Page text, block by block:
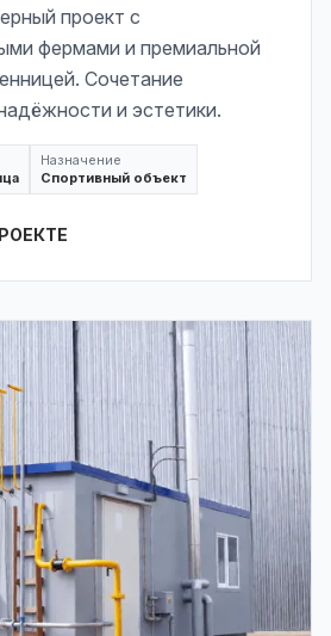
проект с
фермами и премиальной
Сочетание
и эстетики.
Назначение
Спортивный объект